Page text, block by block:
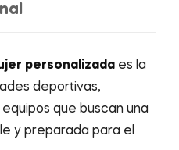
personalizada es la
deportivas,
que buscan una
y preparada para el